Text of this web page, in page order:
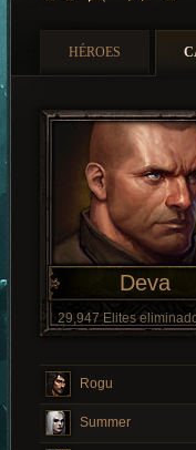
HÉROES
Deva
29,947 Elites
Rogu
Summer